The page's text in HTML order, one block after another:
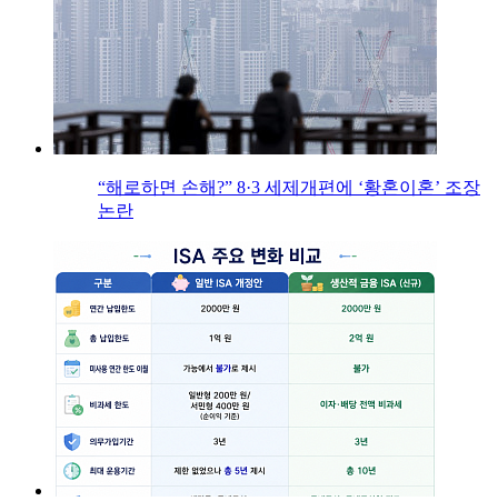
“해로하면 손해?” 8·3 세제개편에 ‘황혼이혼’ 조장
논란